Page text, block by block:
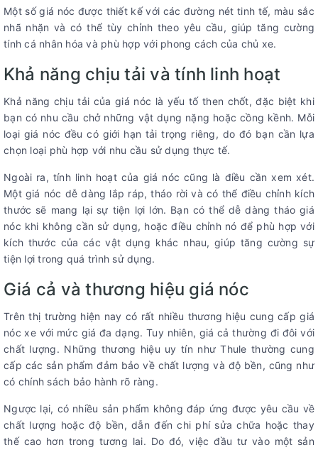
Một số giá nóc được thiết kế với các đường nét tinh tế, màu sắc
nhã nhặn và có thể tùy chỉnh theo yêu cầu, giúp tăng cường
tính cá nhân hóa và phù hợp với phong cách của chủ xe.
Khả năng chịu tải và tính linh hoạt
Khả năng chịu tải của giá nóc là yếu tố then chốt, đặc biệt khi
bạn có nhu cầu chở những vật dụng nặng hoặc cồng kềnh. Mỗi
loại giá nóc đều có giới hạn tải trọng riêng, do đó bạn cần lựa
chọn loại phù hợp với nhu cầu sử dụng thực tế.
Ngoài ra, tính linh hoạt của giá nóc cũng là điều cần xem xét.
Một giá nóc dễ dàng lắp ráp, tháo rời và có thể điều chỉnh kích
thước sẽ mang lại sự tiện lợi lớn. Bạn có thể dễ dàng tháo giá
nóc khi không cần sử dụng, hoặc điều chỉnh nó để phù hợp với
kích thước của các vật dụng khác nhau, giúp tăng cường sự
tiện lợi trong quá trình sử dụng.
Giá cả và thương hiệu giá nóc
Trên thị trường hiện nay có rất nhiều thương hiệu cung cấp giá
nóc xe với mức giá đa dạng. Tuy nhiên, giá cả thường đi đôi với
chất lượng. Những thương hiệu uy tín như Thule thường cung
cấp các sản phẩm đảm bảo về chất lượng và độ bền, cũng như
có chính sách bảo hành rõ ràng.
Ngược lại, có nhiều sản phẩm không đáp ứng được yêu cầu về
chất lượng hoặc độ bền, dẫn đến chi phí sửa chữa hoặc thay
thế cao hơn trong tương lai. Do đó, việc đầu tư vào một sản